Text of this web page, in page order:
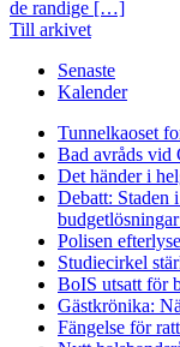
de randige […]
Till arkivet
Senaste
Kalender
Tunnelkaoset
Bad avråds vid
Det händer i
Debatt: Staden
Polisen
Studiecirkel
BoIS utsatt för
Gästkrönika:
Fängelse för